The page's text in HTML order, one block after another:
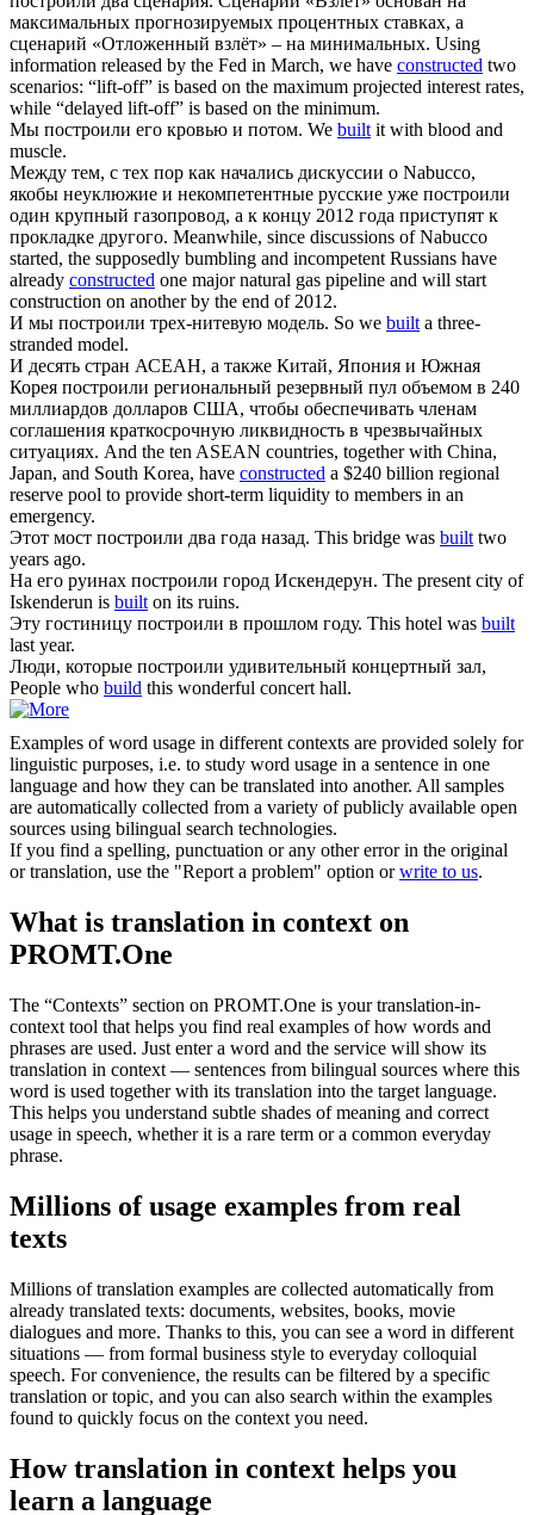
максимальных прогнозируемых процентных ставках, а
сценарий «Отложенный взлёт» – на минимальных. Using
information released by the Fed in March, we have constructed two
scenarios: “lift-off” is based on the maximum projected interest rates,
while “delayed lift-off” is based on the minimum.
Мы построили его кровью и потом. We builtit with blood and
muscle.
Между тем, с тех пор как начались дискуссии о Nabucco,
якобы неуклюжие и некомпетентные русские уже построили
один крупный газопровод, а к концу 2012 года приступят к
прокладке другого. Meanwhile, since discussions of Nabucco
started, the supposedly bumbling and incompetent Russians have
already constructed one major natural gas pipeline and will start
construction on another by the end of 2012.
И мы построили трех-нитевую модель. So we builta three-
stranded model.
И десять стран АСЕАН, а также Китай, Япония и Южная
Корея построили региональный резервный пул объемом в 240
миллиардов долларов США, чтобы обеспечивать членам
соглашения краткосрочную ликвидность в чрезвычайных
ситуациях. And the ten ASEAN countries, together with China,
Japan, and South Korea, have constructed a $240 billion regional
reserve pool to provide short-term liquidity to members in an
emergency.
Этот мост построили два года назад. This bridge was builttwo
years ago.
На его руинах построили город Искендерун. The present city of
Iskenderun is builton its ruins.
Эту гостиницу построили в прошлом году. This hotel was built
last year.
Люди, которые построили удивительный концертный зал,
People who build this wonderful concert hall.
Examples of word usage in different contexts are provided solely for
linguistic purposes, i.e. to study word usage in a sentence in one
language and how they can be translated into another. All samples
are automatically collected from a variety of publicly available open
sources using bilingual search technologies.
If you find a spelling, punctuation or any other error in the original
or translation, use the "Report a problem" option orwrite to us.
What is translation in context on
PROMT.One
The “Contexts” section on PROMT.One is your translation-in-
context tool that helps you find real examples of how words and
phrases are used. Just enter a word and the service will show its
translation in context — sentences from bilingual sources where this
word is used together with its translation into the target language.
This helps you understand subtle shades of meaning and correct
usage in speech, whether it is a rare term or a common everyday
phrase.
Millions of usage examples from real
texts
Millions of translation examples are collected automatically from
already translated texts: documents, websites, books, movie
dialogues and more. Thanks to this, you can see a word in different
situations — from formal business style to everyday colloquial
speech. For convenience, the results can be filtered by a specific
translation or topic, and you can also search within the examples
found to quickly focus on the context you need.
How translation in context helps you
learn a language